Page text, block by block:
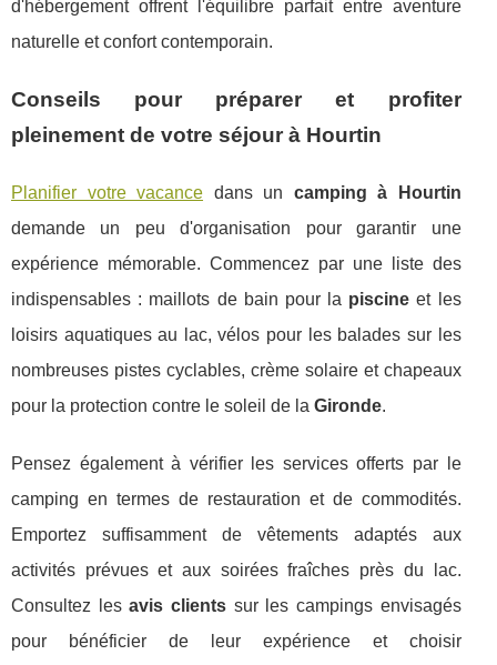
d'hébergement offrent l'équilibre parfait entre aventure
naturelle et confort contemporain.
Conseils pour préparer et profiter
pleinement de votre séjour à Hourtin
Planifier votre vacance dans un camping à Hourtin
demande un peu d'organisation pour garantir une
expérience mémorable. Commencez par une liste des
indispensables : maillots de bain pour la piscine et les
loisirs aquatiques au lac, vélos pour les balades sur les
nombreuses pistes cyclables, crème solaire et chapeaux
pour la protection contre le soleil de la Gironde.
Pensez également à vérifier les services offerts par le
camping en termes de restauration et de commodités.
Emportez suffisamment de vêtements adaptés aux
activités prévues et aux soirées fraîches près du lac.
Consultez lesavis clientssur les campings envisagés
pour bénéficier de leur expérience et choisir